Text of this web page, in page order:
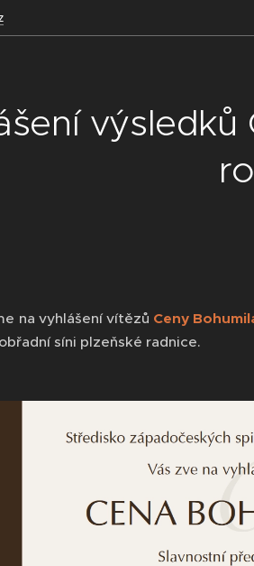
výsledků
na vyhlášení vítězů Ceny
síni plzeňské radnice.